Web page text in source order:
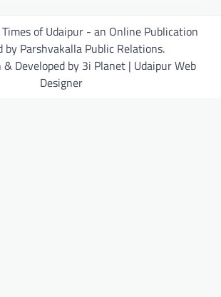
of Udaipur - an Online Publication
by Parshvakalla Public Relations.
Developed by 3i Planet | Udaipur Web
Designer